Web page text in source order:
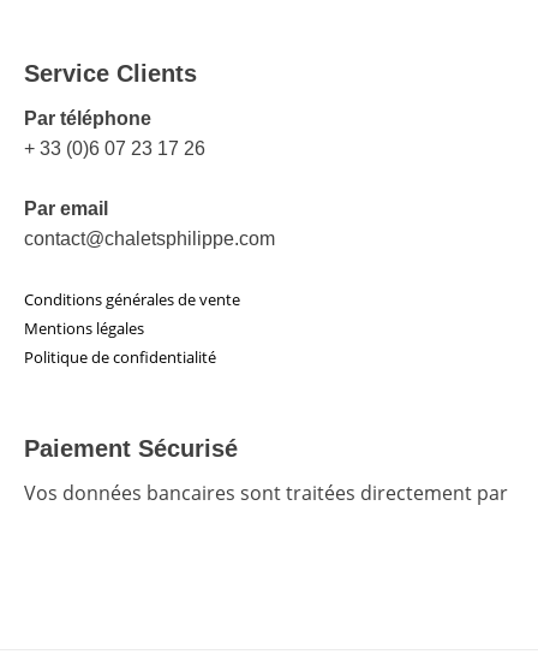
Service Clients
Par téléphone
+ 33 (0)6 07 23 17 26
Par email
contact@chaletsphilippe.com
Conditions générales de vente
Mentions légales
Politique de confidentialité
Paiement Sécurisé
Vos données bancaires sont traitées directement par